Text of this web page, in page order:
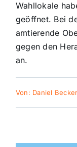
Panorama
Galerie
Wahllokale
geöffnet. Bei
amtierende
gegen den
an.
Von: Daniel Becker